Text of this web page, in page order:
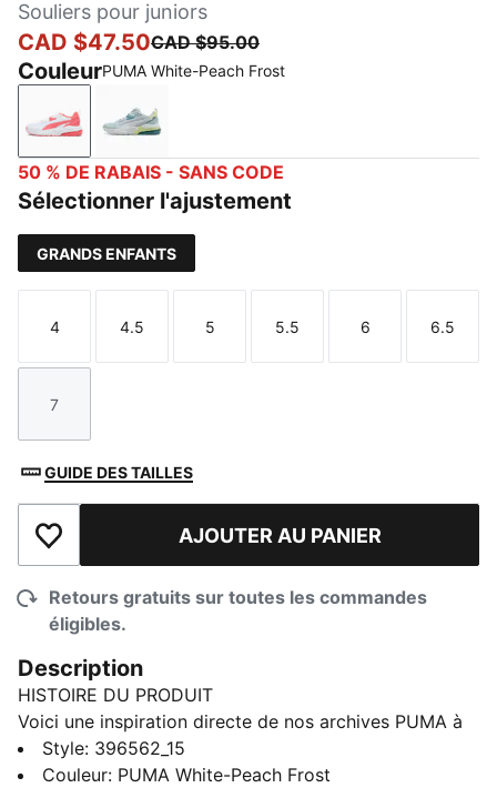
Souliers pour juniors
CAD $47.50CAD $95.00
CouleurPUMA White-Peach Frost
PUMA White-Peach Frost
Silver Mist-PUMA White-Fresh Water
50 % DE RABAIS - SANS CODE
Sélectionner l'ajustement
GRANDS ENFANTS
Taille
4
Taille
4.5
Taille
5
Taille
5.5
Taille
6
Taille
6.5
Taille
7
GUIDE DES TAILLES
Ajouter à la liste de souhaits
AJOUTER AU PANIER
Retours gratuits sur toutes les commandes
éligibles.
Description
HISTOIRE DU PRODUIT
Voici une inspiration directe de nos archives PUMA à
travers les matériaux et le coloris. La Vis2k est un
mélange de mesh et de synthétique aux couleurs de
Style: 396562_15
Couleur: PUMA White-Peach Frost